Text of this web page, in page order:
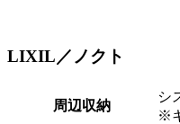
LIXIL／ノクト
周辺収納
シ
※